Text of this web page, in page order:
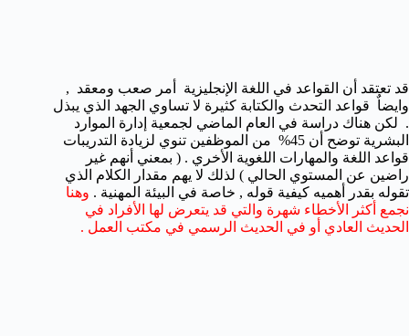
قد تعتقد أن القواعد في اللغة الإنجليزية أمر صعب ومعقد ,
وايضاٌ قواعد التحدث والكتابة كثيرة لا تساوي الجهد الذي يبذل
. لكن هناك دراسة في العام الماضي لجمعية إدارة الموارد
البشرية توضح أن 45% من الموظفين تنوي لزيادة التدريبات
قواعد اللغة والمهارات اللغوية الأخري . ( بمعني أنهم غير
راضين عن المستوي الحالي ) لذلك لا يهم مقدار الكلام الذي
تقوله بقدر أهميه كيفية قوله , خاصة في البيئة المهنية . وهنا
نجمع أكثر الأخطاء شهرة والتي قد يتعرض لها الأفراد في
الحديث العادي أو في الحديث الرسمي في مكتب العمل .